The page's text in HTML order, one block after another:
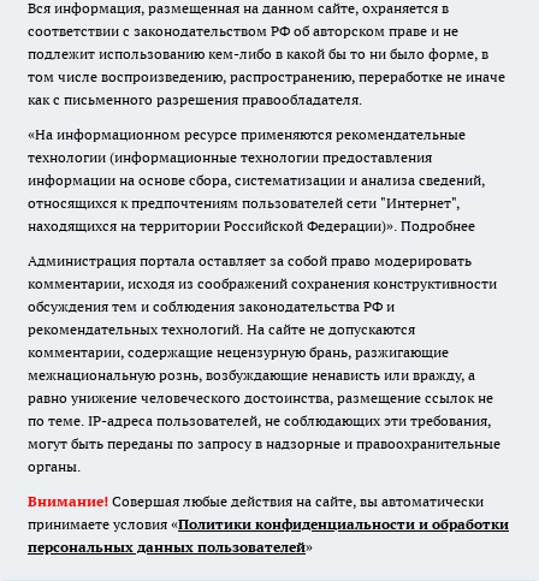
Вся информация, размещенная на данном сайте, охраняется в
соответствии с законодательством РФ об авторском праве и не
подлежит использованию кем-либо в какой бы то ни было форме, в
том числе воспроизведению, распространению, переработке не иначе
как с письменного разрешения правообладателя.
«На информационном ресурсе применяются рекомендательные
технологии (информационные технологии предоставления
информации на основе сбора, систематизации и анализа сведений,
относящихся к предпочтениям пользователей сети "Интернет",
находящихся на территории Российской Федерации)». Подробнее
Администрация портала оставляет за собой право модерировать
комментарии, исходя из соображений сохранения конструктивности
обсуждения тем и соблюдения законодательства РФ и
рекомендательных технологий. На сайте не допускаются
комментарии, содержащие нецензурную брань, разжигающие
межнациональную рознь, возбуждающие ненависть или вражду, а
равно унижение человеческого достоинства, размещение ссылок не
по теме. IP-адреса пользователей, не соблюдающих эти требования,
могут быть переданы по запросу в надзорные и правоохранительные
органы.
Внимание! Совершая любые действия на сайте, вы автоматически
принимаете условия «Политики конфиденциальности и обработки
персональных данных пользователей»